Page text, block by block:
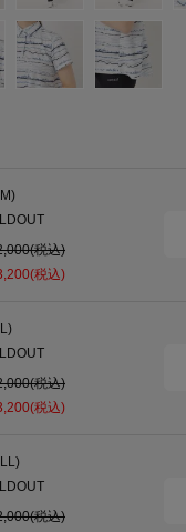
税込)
税込)
税込)
税込)
税込)